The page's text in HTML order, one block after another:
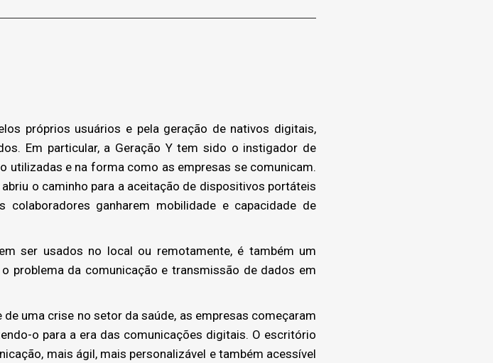
próprios usuários e pela geração de nativos digitais,
Em particular, a Geração Y tem sido o instigador de
e na forma como as empresas se comunicam.
o caminho para a aceitação de dispositivos portáteis
ganharem mobilidade e capacidade de
ser usados no local ou remotamente, é também um
problema da comunicação e transmissão de dados em
uma crise no setor da saúde, as empresas começaram
o para a era das comunicações digitais. O escritório
mais ágil, mais personalizável e também acessível